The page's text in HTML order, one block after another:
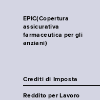
EPIC(Copertura
assicurativa
farmaceutica per gli
anziani)
Crediti di Imposta
Reddito per Lavoro